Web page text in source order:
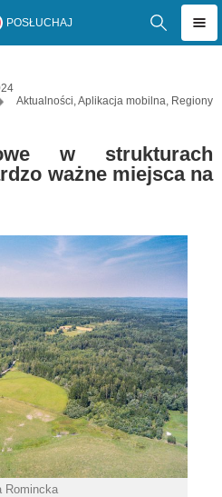
POSŁUCHAJ
Aktualności,Aplikacja mobilna, Regiony
w strukturach
ważne miejsca na
Romincka